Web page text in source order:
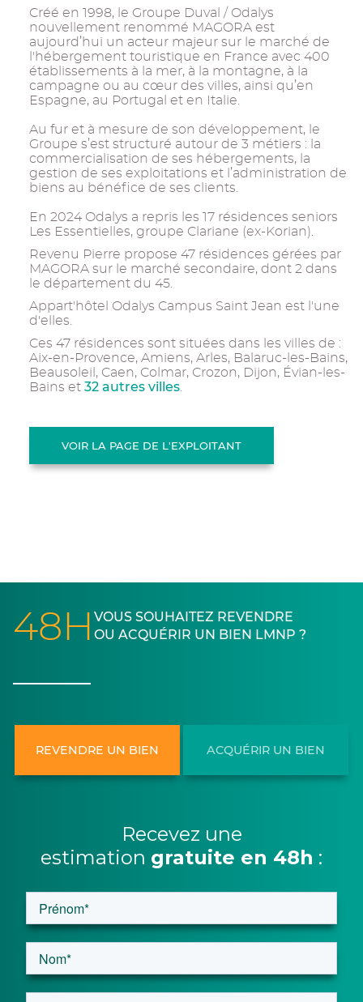
Créé en 1998, le Groupe Duval / Odalys
nouvellement renommé MAGORA est
aujourd’hui un acteur majeur sur le marché de
l'hébergement touristique en France avec 400
établissements à la mer, à la montagne, à la
campagne ou au cœur des villes, ainsi qu’en
Espagne, au Portugal et en Italie.
Au fur et à mesure de son développement, le
Groupe s’est structuré autour de 3 métiers : la
commercialisation de ses hébergements, la
gestion de ses exploitations et l’administration de
biens au bénéfice de ses clients.
En 2024 Odalys a repris les 17 résidences seniors
Les Essentielles, groupe Clariane (ex-Korian).
Revenu Pierre propose 47 résidences gérées par
MAGORA sur le marché secondaire, dont 2 dans
le département du 45.
Appart'hôtel Odalys Campus Saint Jean est l'une
d'elles.
Ces 47 résidences sont situées dans les villes de :
Aix-en-Provence, Amiens, Arles, Balaruc-les-Bains,
Beausoleil, Caen, Colmar, Crozon, Dijon, Évian-les-
Bains et 32 autres villes.
VOIR LA PAGE DE L'EXPLOITANT
48H VOUS SOUHAITEZ REVENDRE
OU ACQUÉRIR UN BIEN LMNP ?
REVENDRE UN BIEN ACQUÉRIR UN BIEN